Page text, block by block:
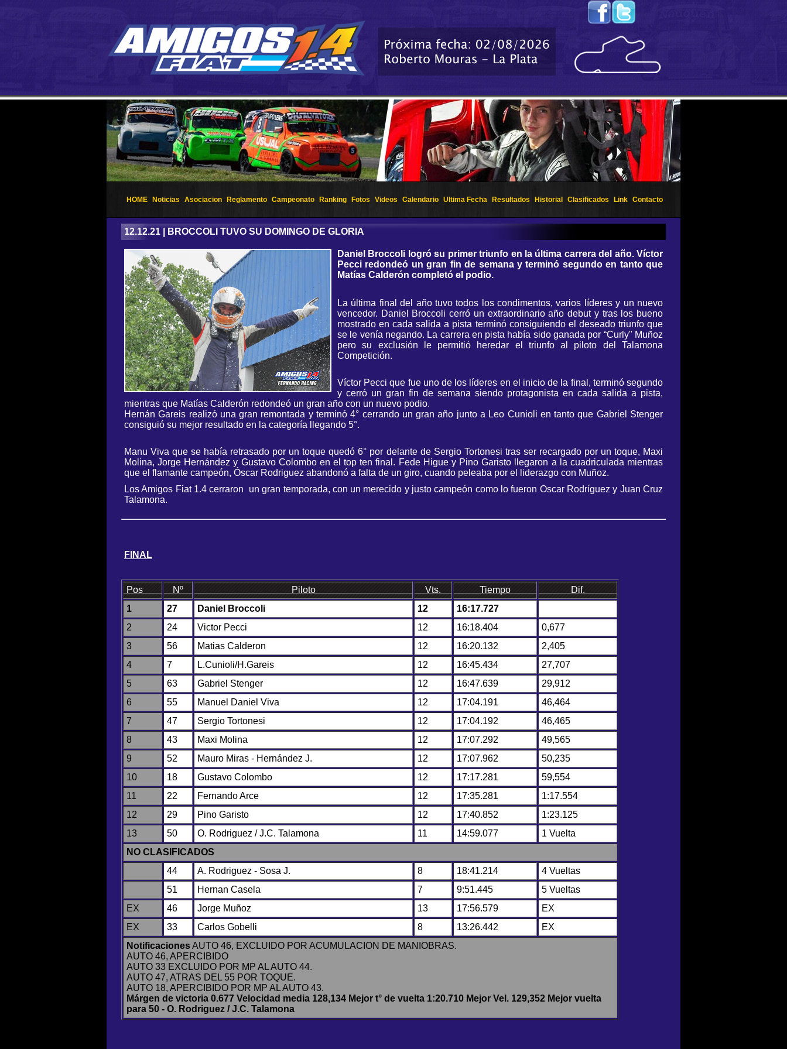
HOME Noticias Asociacion Reglamento Campeonato Ranking Fotos Videos Calendario Ultima Fecha Resultados Historial Clasificados Link Contacto
12.12.21 | BROCCOLI TUVO SU DOMINGO DE GLORIA
Daniel Broccoli logró su primer triunfo en la última carrera del año. Víctor
Pecci redondeó un gran fin de semana y terminó segundo en tanto que
Matías Calderón completó el podio.
La última final del año tuvo todos los condimentos, varios líderes y un nuevo
vencedor. Daniel Broccoli cerró un extraordinario año debut y tras los bueno
mostrado en cada salida a pista terminó consiguiendo el deseado triunfo que
se le venía negando. La carrera en pista había sido ganada por “Curly" Muñoz
pero su exclusión le permitió heredar el triunfo al piloto del Talamona
Competición.
Víctor Pecci que fue uno de los líderes en el inicio de la final, terminó segundo
y cerró un gran fin de semana siendo protagonista en cada salida a pista,
mientras que Matías Calderón redondeó un gran año con un nuevo podio.
Hernán Gareis realizó una gran remontada y terminó 4° cerrando un gran año junto a Leo Cunioli en tanto que Gabriel Stenger
consiguió su mejor resultado en la categoría llegando 5°.
Manu Viva que se había retrasado por un toque quedó 6° por delante de Sergio Tortonesi tras ser recargado por un toque, Maxi
Molina, Jorge Hernández y Gustavo Colombo en el top ten final. Fede Higue y Pino Garisto llegaron a la cuadriculada mientras
que el flamante campeón, Óscar Rodriguez abandonó a falta de un giro, cuando peleaba por el liderazgo con Muñoz.
Los Amigos Fiat 1.4 cerraron un gran temporada, con un merecido y justo campeón como lo fueron Oscar Rodríguez y Juan Cruz
Talamona.
FINAL
Pos Nº Piloto Vts. Tiempo
Dif.
1
27 Daniel Broccoli 12
16:17.727
2
24 Victor Pecci 12 16:18.404
0,677
3
56 Matias Calderon 12 16:20.132
2,405
4
7 L.Cunioli/H.Gareis 12 16:45.434
27,707
5
63 Gabriel Stenger 12 16:47.639
29,912
6
55 Manuel Daniel Viva 12 17:04.191
46,464
7
47 Sergio Tortonesi 12 17:04.192
46,465
8
43 Maxi Molina 12 17:07.292
49,565
9
52 Mauro Miras - Hernández J. 12 17:07.962
50,235
10
18 Gustavo Colombo 12 17:17.281
59,554
11
22 Fernando Arce 12 17:35.281
1:17.554
12
29 Pino Garisto 12 17:40.852
1:23.125
13
50 O. Rodriguez / J.C. Talamona 11 14:59.077
1 Vuelta
NO CLASIFICADOS
44
A. Rodriguez - Sosa J. 8 18:41.214
4 Vueltas
51
Hernan Casela 7 9:51.445
5 Vueltas
EX
46 Jorge Muñoz 13 17:56.579
EX
EX
33 Carlos Gobelli 8 13:26.442
EX
NotificacionesAUTO 46, EXCLUIDO POR ACUMULACION DE MANIOBRAS.
AUTO 46, APERCIBIDO
AUTO 33 EXCLUIDO POR MP AL AUTO 44.
AUTO 47, ATRAS DEL 55 POR TOQUE.
AUTO 18, APERCIBIDO POR MP AL AUTO 43.
Márgen de victoria 0.677 Velocidad media 128,134 Mejor t° de vuelta 1:20.710 Mejor Vel. 129,352 Mejor vuelta
para 50 - O. Rodriguez / J.C. Talamona